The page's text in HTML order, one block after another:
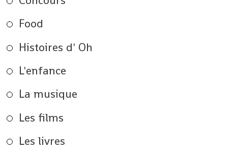
Food
Histoires d' Oh
L'enfance
La musique
Les films
Les livres